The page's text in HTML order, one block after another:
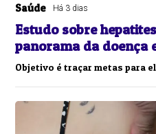
Saúde Há 3 dias
Estudo sobre
panorama da doença
Objetivo é traçar metas para